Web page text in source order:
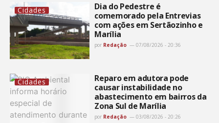
Cidades
Dia do Pedestre é
comemorado pela Entrevias
com ações em Sertãozinho e
Marília
por Redação 07/08/2026 - 20:36
Cidades
Reparo em adutora pode
causar instabilidade no
abastecimento em bairros da
Zona Sul de Marília
por Redação 03/08/2026 - 20:26